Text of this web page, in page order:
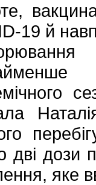
19 й
дві дози
яке